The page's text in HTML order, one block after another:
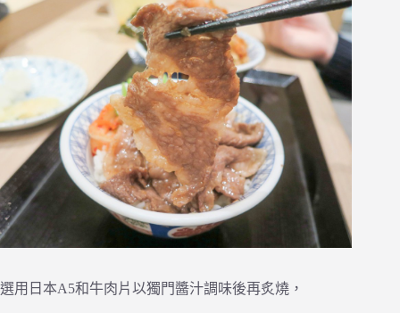
選用日本A5和牛肉片以獨門醬汁調味後再炙燒，